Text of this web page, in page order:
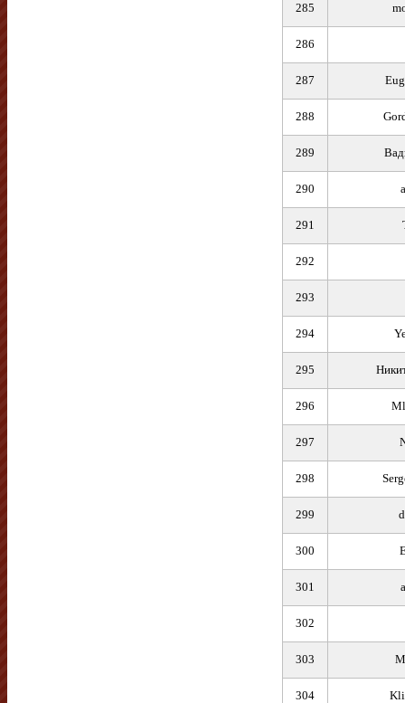
285
286
287
288
289
290
291
292
293
294
295
296
297
298
299
300
301
302
303
304